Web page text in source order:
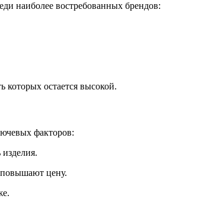
наиболее востребованных брендов:
которых остается высокой.
факторов:
повышают цену.